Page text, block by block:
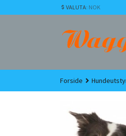
til
VALUTA: NOK
Forside